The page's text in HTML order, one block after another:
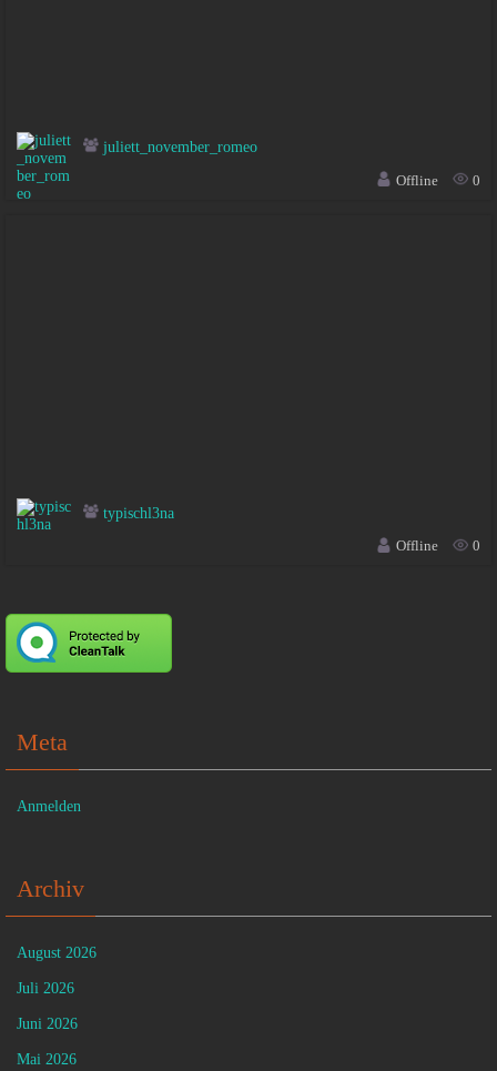
juliett_november_romeo
Offline
0
typischl3na
Offline
0
Meta
Anmelden
Archiv
August 2026
Juli 2026
Juni 2026
Mai 2026